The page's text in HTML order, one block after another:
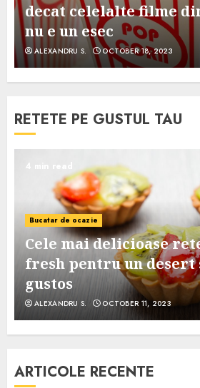
decat celelalte filme
nu e un esec
ALEXANDRU S. OCTOBER 18, 2023
RETETE PE GUSTUL TAU
4 min read
Bucatar de ocazie
Cele mai delicioase
fresh pentru un desert
gustos
ALEXANDRU S. OCTOBER 11, 2023
ARTICOLE RECENTE